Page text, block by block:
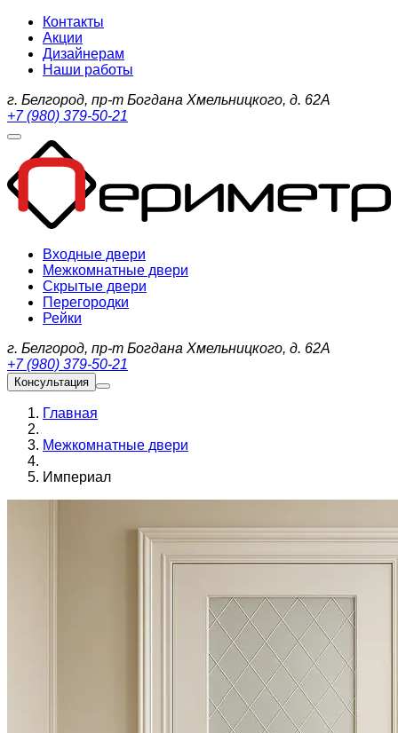
Контакты
Акции
Дизайнерам
Наши работы
г. Белгород, пр-т Богдана Хмельницкого, д. 62А
+7 (980) 379-50-21
Входные двери
Межкомнатные двери
Скрытые двери
Перегородки
Рейки
г. Белгород, пр-т Богдана Хмельницкого, д. 62А
+7 (980) 379-50-21
Консультация
Главная
Межкомнатные двери
Империал